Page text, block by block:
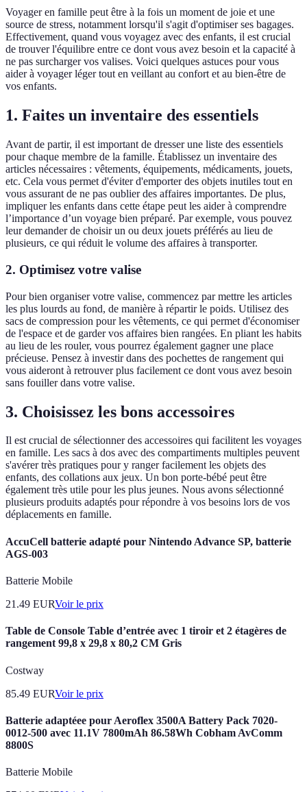
Voyager en famille peut être à la fois un moment de joie et une
source de stress, notamment lorsqu'il s'agit d'optimiser ses bagages.
Effectivement, quand vous voyagez avec des enfants, il est crucial
de trouver l'équilibre entre ce dont vous avez besoin et la capacité à
ne pas surcharger vos valises. Voici quelques astuces pour vous
aider à voyager léger tout en veillant au confort et au bien-être de
vos enfants.
1. Faites un inventaire des essentiels
Avant de partir, il est important de dresser une liste des essentiels
pour chaque membre de la famille. Établissez un inventaire des
articles nécessaires : vêtements, équipements, médicaments, jouets,
etc. Cela vous permet d'éviter d'emporter des objets inutiles tout en
vous assurant de ne pas oublier des affaires importantes. De plus,
impliquer les enfants dans cette étape peut les aider à comprendre
l’importance d’un voyage bien préparé. Par exemple, vous pouvez
leur demander de choisir un ou deux jouets préférés au lieu de
plusieurs, ce qui réduit le volume des affaires à transporter.
2. Optimisez votre valise
Pour bien organiser votre valise, commencez par mettre les articles
les plus lourds au fond, de manière à répartir le poids. Utilisez des
sacs de compression pour les vêtements, ce qui permet d'économiser
de l'espace et de garder vos affaires bien rangées. En pliant les habits
au lieu de les rouler, vous pourrez également gagner une place
précieuse. Pensez à investir dans des pochettes de rangement qui
vous aideront à retrouver plus facilement ce dont vous avez besoin
sans fouiller dans votre valise.
3. Choisissez les bons accessoires
Il est crucial de sélectionner des accessoires qui facilitent les voyages
en famille. Les sacs à dos avec des compartiments multiples peuvent
s'avérer très pratiques pour y ranger facilement les objets des
enfants, des collations aux jeux. Un bon porte-bébé peut être
également très utile pour les plus jeunes. Nous avons sélectionné
plusieurs produits adaptés pour répondre à vos besoins lors de vos
déplacements en famille.
AccuCell batterie adapté pour Nintendo Advance SP, batterie
AGS-003
Batterie Mobile
21.49 EURVoir le prix
Table de Console Table d’entrée avec 1 tiroir et 2 étagères de
rangement 99,8 x 29,8 x 80,2 CM Gris
Costway
85.49 EURVoir le prix
Batterie adaptéee pour Aeroflex 3500A Battery Pack 7020-
0012-500 avec 11.1V 7800mAh 86.58Wh Cobham AvComm
8800S
Batterie Mobile